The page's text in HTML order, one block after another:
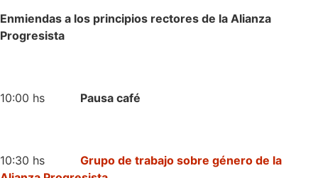
Enmiendas a los principios rectores de la Alianza
Progresista
10:00 hs Pausa café
10:30 hs Grupo de trabajo sobre género de la